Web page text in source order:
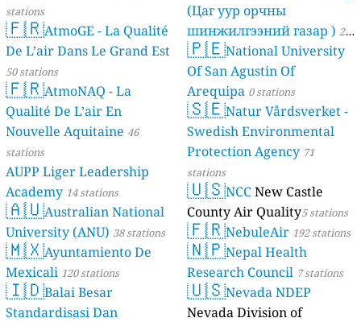
stations
🇫🇷AtmoGE - La Qualité
De L’air Dans Le Grand Est
50 stations
🇫🇷AtmoNAQ - La
Qualité De L’air En
Nouvelle Aquitaine 46
stations
AUPP Liger Leadership
Academy 14 stations
🇦🇺Australian National
University (ANU) 38 stations
🇲🇽Ayuntamiento De
Mexicali 120 stations
🇮🇩Balai Besar
Standardisasi Dan
(Цаг уур орчны
шинжилгээний газар ) 21
stations
🇵🇪National University
Of San Agustin Of
Arequipa 0 stations
🇸🇪Natur Vårdsverket -
Swedish Environmental
Protection Agency 71
stations
🇺🇸NCCNew Castle
County Air Quality5 stations
🇫🇷NebuleAir 192 stations
🇳🇵Nepal Health
Research Council 7 stations
🇺🇸Nevada NDEP
Nevada Division of